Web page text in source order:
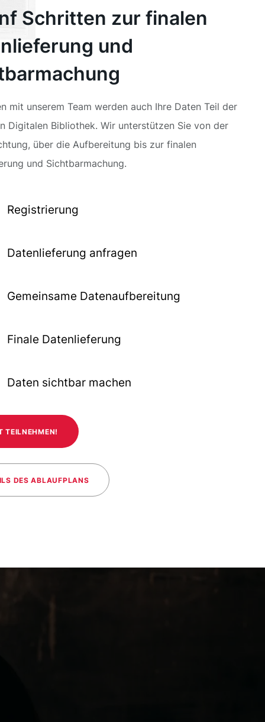
Schritten zur finalen
und
mit unserem Team werden auch Ihre Daten Teil der
Digitalen Bibliothek. Wir unterstützen Sie von der
über die Aufbereitung bis zur finalen
und Sichtbarmachung.
Registrierung
Datenlieferung anfragen
Gemeinsame Datenaufbereitung
Finale Datenlieferung
Daten sichtbar machen
TEILNEHMEN!
DES ABLAUFPLANS